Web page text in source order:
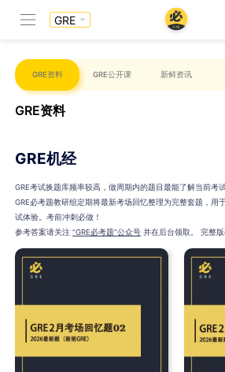
GRE
GRE资料 GRE公开课 新鲜资讯
GRE资料
GRE机经
GRE考试换题库频率较高，做周期内的题目最能了解当前考
GRE必考题教研组定期将最新考场回忆整理为完整套题，用
试体验。考前冲刺必做！
参考答案请关注“GRE必考题”公众号 并在后台领取。 完整